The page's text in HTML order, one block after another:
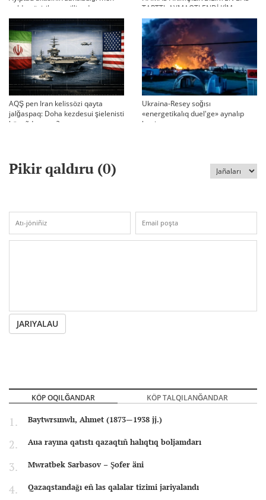
qoldan ösirilgen milliondar
TARTTI. AYMAQTI ENDİ KİM
BASQARADI?
AQŞ pen Iran kelissözi qayta
jalğaspaq: Doha kezdesui şielenisti
bäseñdete me?
Ukraina-Resey soğısı
«energetikalıq duel'ge» aynalıp
ketti
Pikir qaldıru (0)
JARIYALAU
KÖP OQILĞANDAR KÖP TALQILANĞANDAR
Baytwrsınwlı, Ahmet (1873—1938 jj.)
Aua rayına qatıstı qazaqtıñ halıqtıq boljamdarı
Mwratbek Sarbasov – Şofer äni
Qazaqstandağı eñ las qalalar tizimi jariyalandı